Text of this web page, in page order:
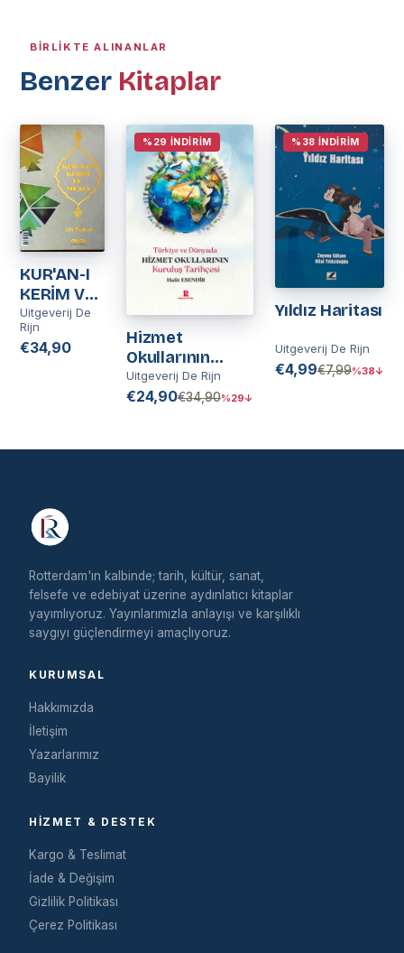
BIRLIKTE ALINANLAR
Benzer Kitaplar
KUR'AN-I
KERİM VE
MEALİ | Ali
Tokul
Uitgeverij De
Rijn
€34,90
%29 İNDIRIM
Hizmet
Okullarının
Kuruluş
Tarihçesi
Uitgeverij De Rijn
€24,90€34,90%29↓
%38 İNDIRIM
Yıldız Haritası
Uitgeverij De Rijn
€4,99€7,99%38↓
Rotterdam'ın kalbinde; tarih, kültür, sanat,
felsefe ve edebiyat üzerine aydınlatıcı kitaplar
yayımlıyoruz. Yayınlarımızla anlayışı ve karşılıklı
saygıyı güçlendirmeyi amaçlıyoruz.
KURUMSAL
Hakkımızda
İletişim
Yazarlarımız
Bayilik
HIZMET & DESTEK
Kargo & Teslimat
İade & Değişim
Gizlilik Politikası
Çerez Politikası